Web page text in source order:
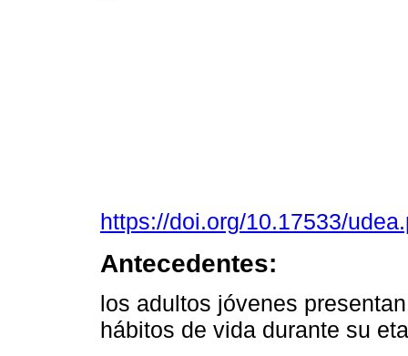
https://doi.org/10.17533/
Antecedentes:
los adultos jóvenes
hábitos de vida durante su